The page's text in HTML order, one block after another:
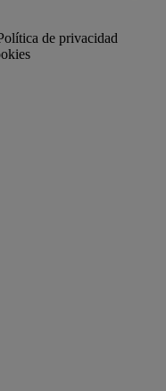
de privacidad